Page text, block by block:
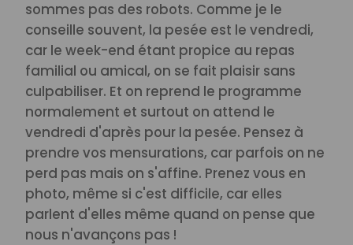
sommes pas des robots. Comme je le
conseille souvent, la pesée est le vendredi,
car le week-end étant propice au repas
familial ou amical, on se fait plaisir sans
culpabiliser. Et on reprend le programme
normalement et surtout on attend le
vendredi d'après pour la pesée. Pensez à
prendre vos mensurations, car parfois on ne
perd pas mais on s'affine. Prenez vous en
photo, même si c'est difficile, car elles
parlent d'elles même quand on pense que
nous n'avançons pas !